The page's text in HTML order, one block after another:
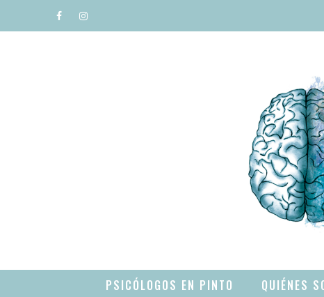
al
PSICÓLOGOS EN PINTO QUIÉNES